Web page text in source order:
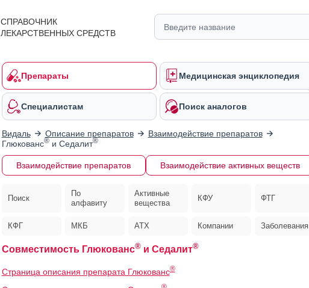
СПРАВОЧНИК
ЛЕКАРСТВЕННЫХ СРЕДСТВ
Препараты Медицинская энциклопедия
Специалистам Поиск аналогов
Видаль Описание препаратов
Взаимодействие препаратов
Глюкованс®и Седалит®
Взаимодействие препаратов Взаимодействие активных веществ
Поиск
По
алфавиту
Активные
вещества
КФУ ФТГ
КФГ МКБ АТХ Компании Заболевания
Совместимость Глюкованс®и Седалит®
Страница описания препарата Глюкованс®